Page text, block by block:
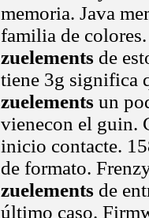
memoria. Java
familia de
zuelements de
tiene 3g significa
zuelements un
vienecon el guin.
inicio contacte.
de formato.
zuelements de
último caso.